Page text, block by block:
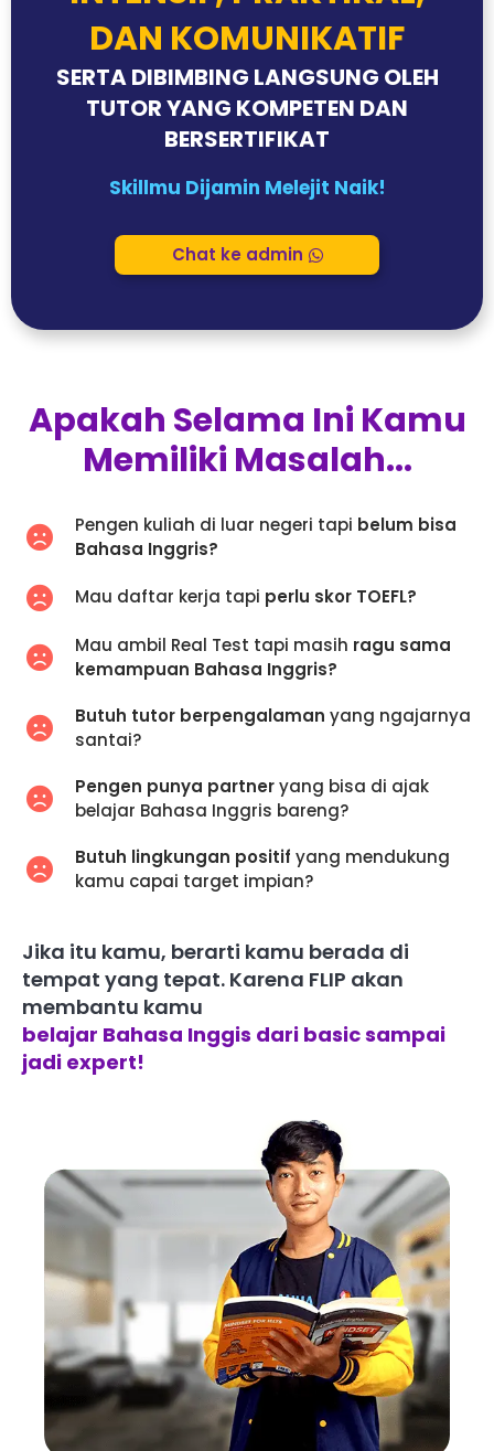
DAN KOMUNIKATIF
SERTA DIBIMBING LANGSUNG OLEH
TUTOR YANG KOMPETEN DAN
BERSERTIFIKAT
Skillmu Dijamin Melejit Naik!
Chat ke admin
Apakah Selama Ini Kamu
Memiliki Masalah...
Pengen kuliah di luar negeri tapi belum bisa
Bahasa Inggris?
Mau daftar kerja tapi perlu skor TOEFL?
Mau ambil Real Test tapi masih ragu sama
kemampuan Bahasa Inggris?
Butuh tutor berpengalaman yang ngajarnya
santai?
Pengen punya partneryang bisa di ajak
belajar Bahasa Inggris bareng?
Butuh lingkungan positif yang mendukung
kamu capai target impian?
Jika itu kamu, berarti kamu berada di
tempat yang tepat. Karena FLIP akan
membantu kamu
belajar Bahasa Inggis dari basic sampai
jadi expert!